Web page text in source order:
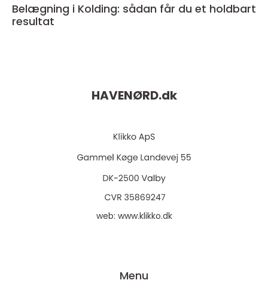
Belægning i Kolding: sådan får du et holdbart
resultat
HAVENØRD.dk
web: www.klikko.dk
Menu